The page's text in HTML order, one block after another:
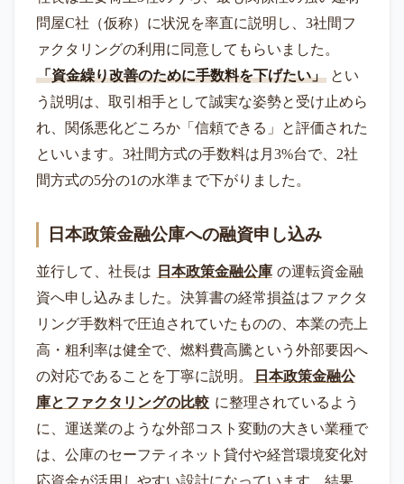
問屋C社（仮称）に状況を率直に説明し、3社間フ
ァクタリングの利用に同意してもらいました。
「資金繰り改善のために手数料を下げたい」とい
う説明は、取引相手として誠実な姿勢と受け止めら
れ、関係悪化どころか「信頼できる」と評価された
といいます。3社間方式の手数料は月3%台で、2社
間方式の5分の1の水準まで下がりました。
日本政策金融公庫への融資申し込み
並行して、社長は 日本政策金融公庫 の運転資金融
資へ申し込みました。決算書の経常損益はファクタ
リング手数料で圧迫されていたものの、本業の売上
高・粗利率は健全で、燃料費高騰という外部要因へ
の対応であることを丁寧に説明。
日本政策金融公
庫とファクタリングの比較 に整理されているよう
に、運送業のような外部コスト変動の大きい業種で
は、公庫のセーフティネット貸付や経営環境変化対
応資金が活用しやすい設計になっています。結果、